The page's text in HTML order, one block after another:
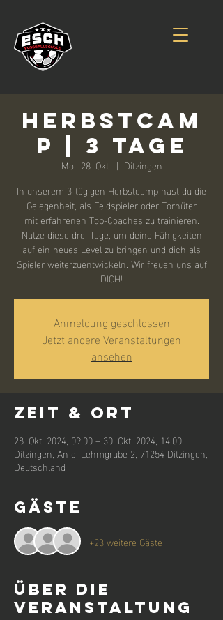
Herbstcam
p | 3 Tage
Mo., 28. Okt.
  |
Ditzingen
In unserem 3-tägigen Herbstcamp hast du die
Gelegenheit, als Feldspieler oder Torhüter
mit erfahrenen Top-Coaches zu trainieren.
Nutze diese drei Tage, um deine Fähigkeiten
auf ein neues Level zu bringen und dich als
Spieler weiterzuentwickeln. Wir freuen uns auf
DICH!
Anmeldung geschlossen
Jetzt andere Veranstaltungen
ansehen
Zeit & Ort
28. Okt. 2024, 09:00 – 30. Okt. 2024, 14:00
Ditzingen, An d. Lehmgrube 2, 71254 Ditzingen,
Deutschland
Gäste
+23 weitere Gäste
Über die
Veranstaltung